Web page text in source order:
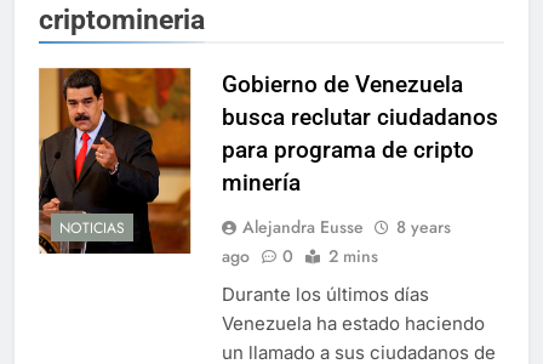
criptomineria
NOTICIAS
Gobierno de Venezuela
busca reclutar ciudadanos
para programa de cripto
minería
Alejandra Eusse
8 years
ago
0 2 mins
Durante los últimos días
Venezuela ha estado haciendo
un llamado a sus ciudadanos de